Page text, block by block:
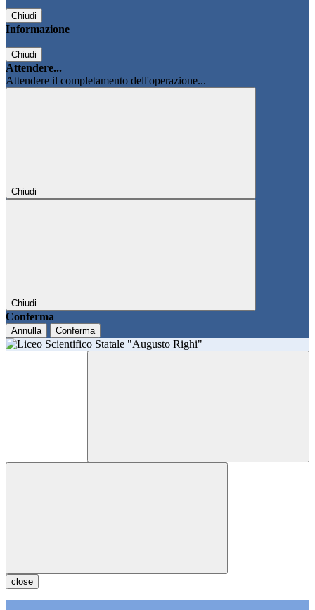
Chiudi
Informazione
Chiudi
Attendere...
Attendere il completamento dell'operazione...
Chiudi
Chiudi
Conferma
Annulla Conferma
close